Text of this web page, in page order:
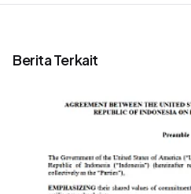
Berita Terkait